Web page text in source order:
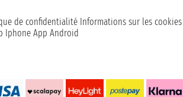
de confidentialité Informations sur les cookies
Iphone App Android